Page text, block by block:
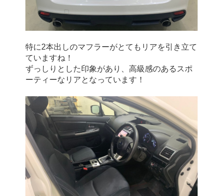
特に2本出しのマフラーがとてもリアを引き立て
ていますね！
ずっしりとした印象があり、高級感のあるスポ
ーティーなリアとなっています！